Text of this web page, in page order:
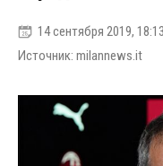
14 сентября 2019, 18:13
Источник: milannews.it